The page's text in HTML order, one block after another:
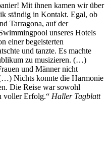
Mit ihnen kamen wir über
ständig in Kontakt. Egal, ob
Tarragona, auf der
unseres Hotels
einer begeisterten
und tanzte. Es machte
zu musizieren. (…)
und Männer nicht
Nichts konnte die Harmonie
Die Reise war sowohl
voller Erfolg.“ Haller Tagblatt